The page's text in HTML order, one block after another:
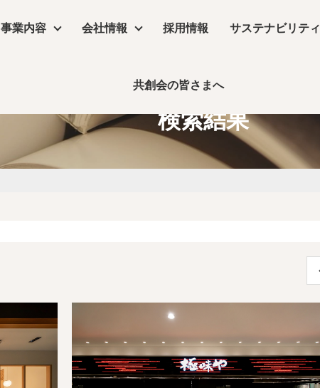
物販店 飲食店・食物販店
保育園・介護施設・医療施設
ールーム
事業内容
リーシング デザイン・設計
理
会社情報
丸井グループ企業
採用情報 サステナビリティ
ツのサステナビリティ
は コンセプトムービー
実績
コラム
共創会の皆さまへ
検索結果